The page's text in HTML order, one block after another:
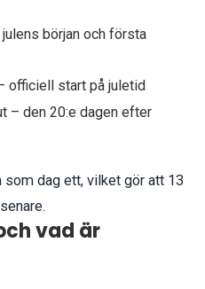
början och första
officiell start på juletid
– den 20:e dagen efter
som dag ett, vilket gör att 13
vad är